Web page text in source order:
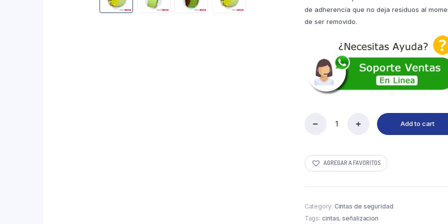
de adherencia que no deja residuos al
de ser removido.
quantity
Add to cart
AGREGAR A FAVORITOS
Category: Cintas de seguridad
Tags:cintas,señalizacion